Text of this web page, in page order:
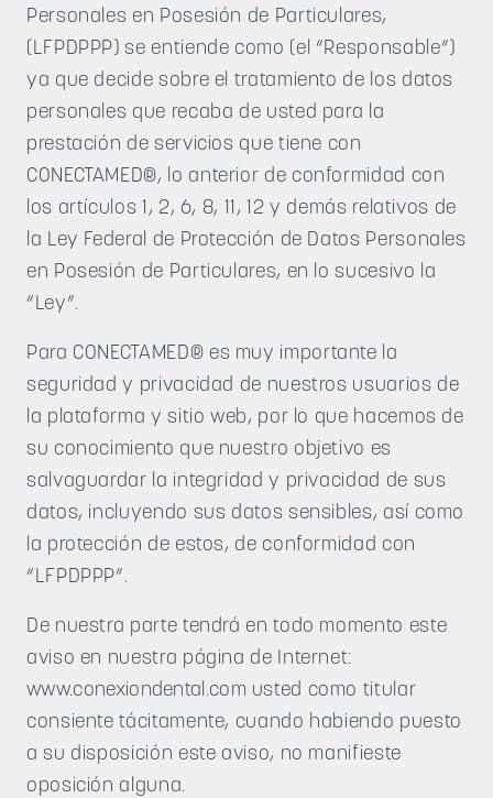
Personales en Posesión de Particulares,
(LFPDPPP) se entiende como (el “Responsable”)
ya que decide sobre el tratamiento de los datos
personales que recaba de usted para la
prestación de servicios que tiene con
CONECTAMED®, lo anterior de conformidad con
los artículos 1, 2, 6, 8, 11, 12 y demás relativos de
la Ley Federal de Protección de Datos Personales
en Posesión de Particulares, en lo sucesivo la
“Ley”.
Para CONECTAMED® es muy importante la
seguridad y privacidad de nuestros usuarios de
la plataforma y sitio web, por lo que hacemos de
su conocimiento que nuestro objetivo es
salvaguardar la integridad y privacidad de sus
datos, incluyendo sus datos sensibles, así como
la protección de estos, de conformidad con
“LFPDPPP”.
De nuestra parte tendrá en todo momento este
aviso en nuestra página de Internet:
www.conexiondental.com usted como titular
consiente tácitamente, cuando habiendo puesto
a su disposición este aviso, no manifieste
oposición alguna.